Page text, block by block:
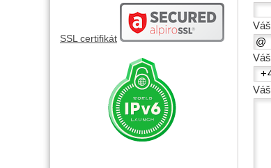
SSL certifikát